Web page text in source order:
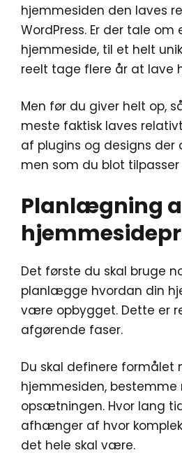
hjemmesiden den laves
WordPress. Er der tale
hjemmeside, til et helt
reelt tage flere år at lave
Men før du giver helt op,
meste faktisk laves
af plugins og designs der
men som du blot
Planlægning
Det første du skal bruge
planlægge hvordan din
være opbygget. Dette er
afgørende faser.
Du skal definere formålet
hjemmesiden,
opsætningen. Hvor lang
afhænger af hvor
det hele skal være.